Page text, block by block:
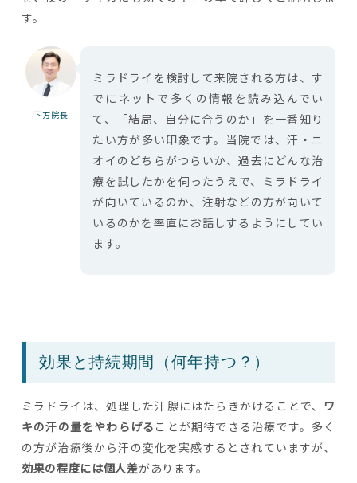
す。
下方院長
ミラドライを検討して来院される方は、す
でにネットで多くの情報を読み込んでい
て、「結局、自分に合うのか」を一番知り
たい方が多い印象です。当院では、汗・ニ
オイのどちらがつらいか、過去にどんな治
療を試したかを伺ったうえで、ミラドライ
が向いているのか、注射などの方が向いて
いるのかを率直にお話しするようにしてい
ます。
効果と持続期間（何年持つ？）
ミラドライは、処理した汗腺にはたらきかけることで、 ワ
キの汗の量をやわらげる ことが期待できる治療です。多く
の方が治療後から汗の変化を実感するとされていますが、
効果の程度には個人差があります。